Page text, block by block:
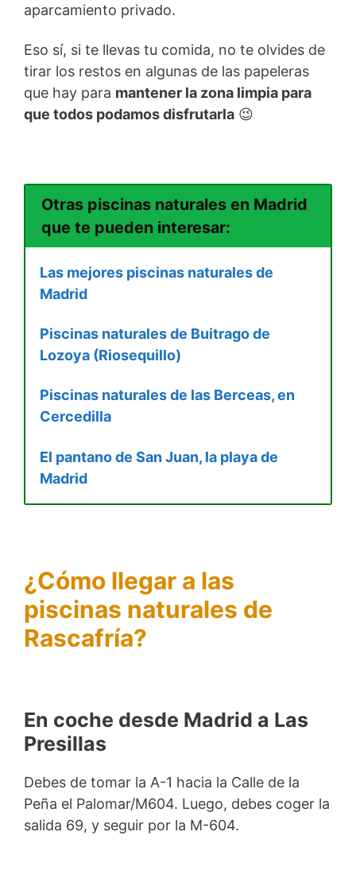
aparcamiento privado.
Eso sí, si te llevas tu comida, no te olvides de
tirar los restos en algunas de las papeleras
que hay para mantener la zona limpia para
que todos podamos disfrutarla 😉
Otras piscinas naturales en Madrid
que te pueden interesar:
Las mejores piscinas naturales de
Madrid
Piscinas naturales de Buitrago de
Lozoya (Riosequillo)
Piscinas naturales de las Berceas, en
Cercedilla
El pantano de San Juan, la playa de
Madrid
¿Cómo llegar a las
piscinas naturales de
Rascafría?
En coche desde Madrid a Las
Presillas
Debes de tomar la A-1 hacia la Calle de la
Peña el Palomar/M604. Luego, debes coger la
salida 69, y seguir por la M-604.